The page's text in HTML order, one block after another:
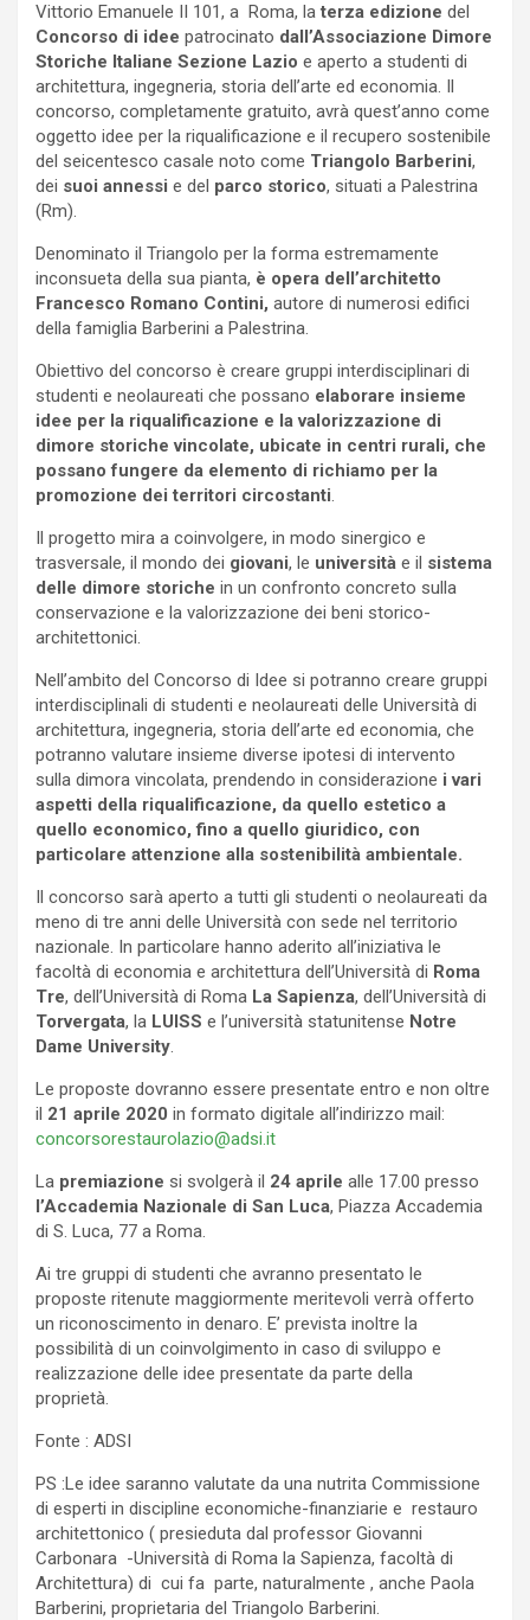
Vittorio Emanuele II 101, a Roma, laterza edizione del
Concorso di idee patrocinato dall’Associazione Dimore
Storiche Italiane Sezione Lazio e aperto a studenti di
architettura, ingegneria, storia dell’arte ed economia. Il
concorso, completamente gratuito, avrà quest’anno come
oggetto idee per la riqualificazione e il recupero sostenibile
del seicentesco casale noto come Triangolo Barberini,
dei suoi annessi e del parco storico, situati a Palestrina
(Rm).
Denominato il Triangolo per la forma estremamente
inconsueta della sua pianta, è opera dell’architetto
Francesco Romano Contini, autore di numerosi edifici
della famiglia Barberini a Palestrina.
Obiettivo del concorso è creare gruppi interdisciplinari di
studenti e neolaureati che possano elaborare insieme
idee per la riqualificazione e la valorizzazione di
dimore storiche vincolate, ubicate in centri rurali, che
possano fungere da elemento di richiamo per la
promozione dei territori circostanti.
Il progetto mira a coinvolgere, in modo sinergico e
trasversale, il mondo dei giovani, le università e il sistema
delle dimore storiche in un confronto concreto sulla
conservazione e la valorizzazione dei beni storico-
architettonici.
Nell’ambito del Concorso di Idee si potranno creare gruppi
interdisciplinali di studenti e neolaureati delle Università di
architettura, ingegneria, storia dell’arte ed economia, che
potranno valutare insieme diverse ipotesi di intervento
sulla dimora vincolata, prendendo in considerazione i vari
aspetti della riqualificazione, da quello estetico a
quello economico, fino a quello giuridico, con
particolare attenzione alla sostenibilità ambientale.
Il concorso sarà aperto a tutti gli studenti o neolaureati da
meno di tre anni delle Università con sede nel territorio
nazionale. In particolare hanno aderito all’iniziativa le
facoltà di economia e architettura dell’Università di Roma
Tre, dell’Università di Roma La Sapienza, dell’Università di
Torvergata, la LUISS e l’università statunitense Notre
Dame University.
Le proposte dovranno essere presentate entro e non oltre
il 21 aprile 2020 in formato digitale all’indirizzo mail:
concorsorestaurolazio@adsi.it
La premiazione si svolgerà il 24 aprile alle 17.00 presso
l’Accademia Nazionale di San Luca, Piazza Accademia
di S. Luca, 77 a Roma.
Ai tre gruppi di studenti che avranno presentato le
proposte ritenute maggiormente meritevoli verrà offerto
un riconoscimento in denaro. E’ prevista inoltre la
possibilità di un coinvolgimento in caso di sviluppo e
realizzazione delle idee presentate da parte della
proprietà.
Fonte : ADSI
PS :Le idee saranno valutate da una nutrita Commissione
di esperti in discipline economiche-finanziarie e restauro
architettonico ( presieduta dal professor Giovanni
Carbonara -Università di Roma la Sapienza, facoltà di
Architettura) di cui fa parte, naturalmente , anche Paola
Barberini, proprietaria del Triangolo Barberini.